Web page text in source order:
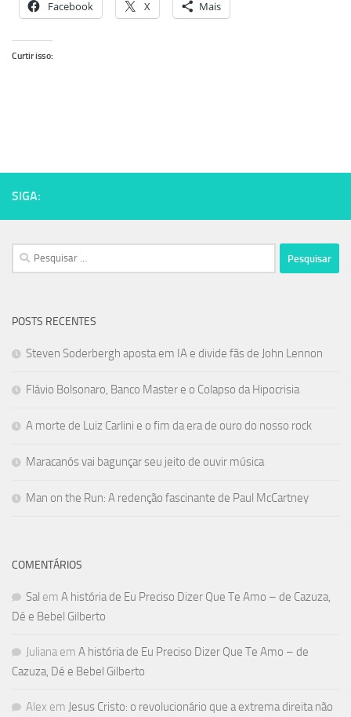
Facebook X Mais
Curtir isso:
SIGA:
Pesquisar
por:
POSTS RECENTES
Steven Soderbergh aposta em IA e divide fãs de John Lennon
Flávio Bolsonaro, Banco Master e o Colapso da Hipocrisia
A morte de Luiz Carlini e o fim da era de ouro do nosso rock
Maracanós vai bagunçar seu jeito de ouvir música
Man on the Run: A redenção fascinante de Paul McCartney
COMENTÁRIOS
Sal em A história de Eu Preciso Dizer Que Te Amo – de Cazuza,
Dé e Bebel Gilberto
Juliana em A história de Eu Preciso Dizer Que Te Amo – de
Cazuza, Dé e Bebel Gilberto
Alex em Jesus Cristo: o revolucionário que a extrema direita não